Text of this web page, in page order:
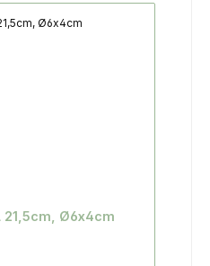
21,5cm, Ø6x4cm